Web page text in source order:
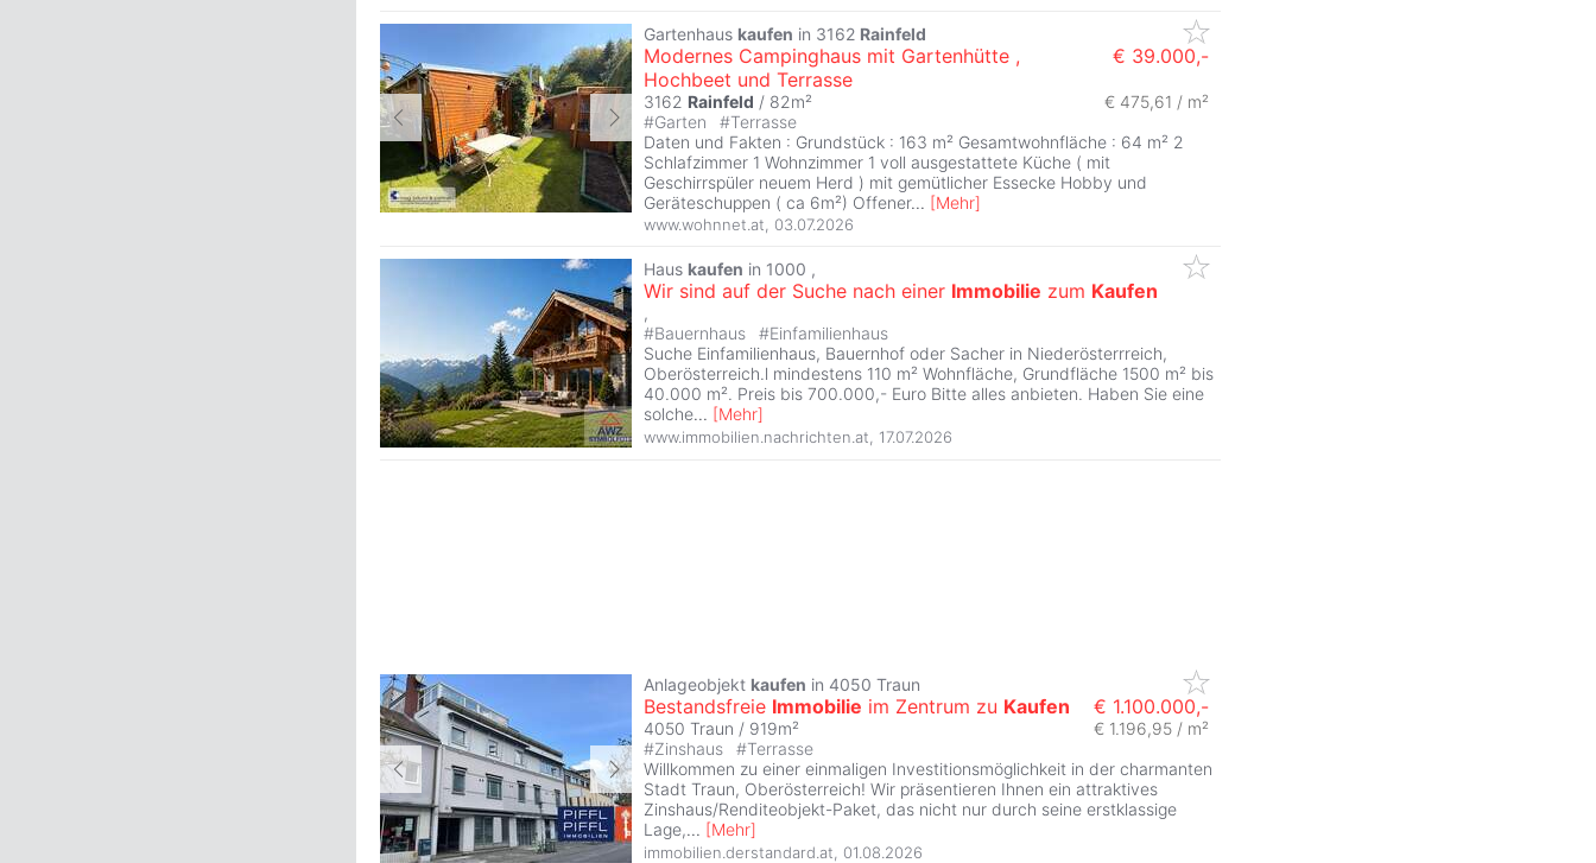
Gartenhaus kaufen in 3162 Rainfeld
Modernes Campinghaus mit Gartenhütte ,
Hochbeet und Terrasse
€ 39.000,-
3162 Rainfeld / 82m² € 475,61 / m²
#Garten #Terrasse
Daten und Fakten : Grundstück : 163 m² Gesamtwohnfläche : 64 m² 2
Schlafzimmer 1 Wohnzimmer 1 voll ausgestattete Küche ( mit
Geschirrspüler neuem Herd ) mit gemütlicher Essecke Hobby und
Geräteschuppen ( ca 6m²) Offener... [Mehr]
www.wohnnet.at, 03.07.2026
Haus kaufen in 1000 ,
Wir sind auf der Suche nach einer Immobilie zum Kaufen
,
#Bauernhaus #Einfamilienhaus
Suche Einfamilienhaus, Bauernhof oder Sacher in Niederösterrreich,
Oberösterreich.l mindestens 110 m² Wohnfläche, Grundfläche 1500 m² bis
40.000 m². Preis bis 700.000,- Euro Bitte alles anbieten. Haben Sie eine
solche... [Mehr]
www.immobilien.nachrichten.at 17.07.2026
Anlageobjekt kaufen in 4050 Traun
Bestandsfreie Immobilie im Zentrum zu Kaufen € 1.100.000,-
4050 Traun / 919m² € 1.196,95 / m²
#Zinshaus #Terrasse
Willkommen zu einer einmaligen Investitionsmöglichkeit in der charmanten
Stadt Traun, Oberösterreich! Wir präsentieren Ihnen ein attraktives
Zinshaus/Renditeobjekt-Paket, das nicht nur durch seine erstklassige
Lage,... [Mehr]
immobilien.derstandard.at 01.08.2026